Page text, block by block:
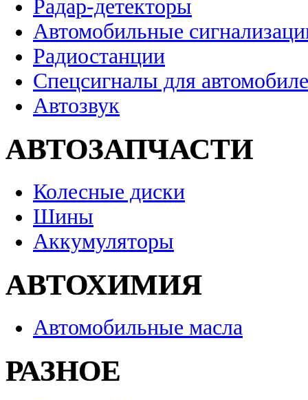
Радар-детекторы
Автомобильные
Радиостанции
Спецсигналы для
Автозвук
АВТОЗАПЧАСТИ
Колесные диски
Шины
Аккумуляторы
АВТОХИМИЯ
Автомобильные масла
РАЗНОЕ